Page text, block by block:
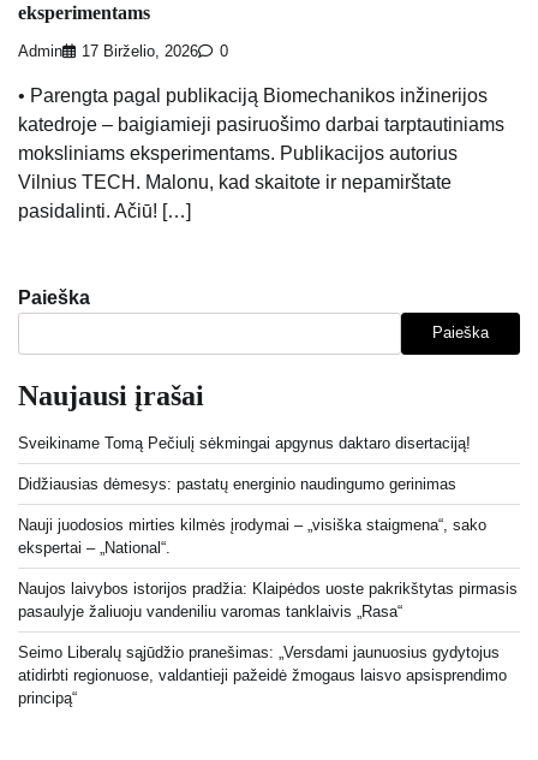
eksperimentams
Admin 17 Birželio, 2026 0
• Parengta pagal publikaciją Biomechanikos inžinerijos
katedroje – baigiamieji pasiruošimo darbai tarptautiniams
moksliniams eksperimentams. Publikacijos autorius
Vilnius TECH. Malonu, kad skaitote ir nepamirštate
pasidalinti. Ačiū! […]
Paieška
Paieška
Naujausi įrašai
Sveikiname Tomą Pečiulį sėkmingai apgynus daktaro disertaciją!
Didžiausias dėmesys: pastatų energinio naudingumo gerinimas
Nauji juodosios mirties kilmės įrodymai – „visiška staigmena“, sako
ekspertai – „National“.
Naujos laivybos istorijos pradžia: Klaipėdos uoste pakrikštytas pirmasis
pasaulyje žaliuoju vandeniliu varomas tanklaivis „Rasa“
Seimo Liberalų sąjūdžio pranešimas: „Versdami jaunuosius gydytojus
atidirbti regionuose, valdantieji pažeidė žmogaus laisvo apsisprendimo
principą“